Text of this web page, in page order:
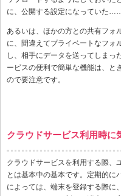
に、公開する設定になっていた
あるいは、ほかの方との共有フォ
に、間違えてプライベートなフォ
し、相手にデータを送ってしま
ービスの便利で簡単な機能は、と
ので要注意です。
クラウドサービス利用時に
クラウドサービスを利用する際、
とは基本中の基本です。定期的に
によっては、端末を登録する際に